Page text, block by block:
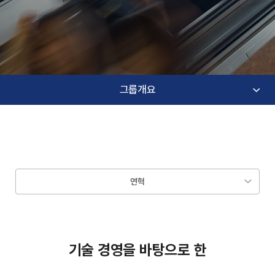
그룹개요
연혁
기술 경영을 바탕으로 한